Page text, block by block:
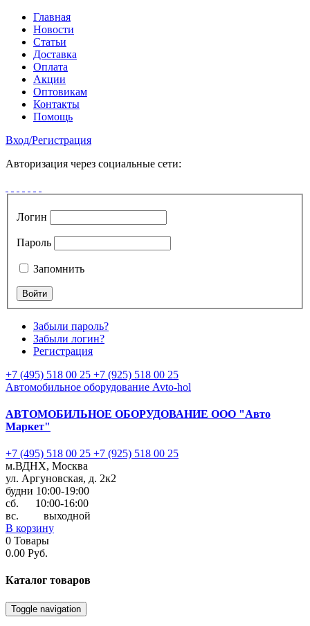
Главная
Новости
Статьи
Доставка
Оплата
Акции
Оптовикам
Контакты
Помощь
Вход/Регистрация
Авторизация через социальные сети:
Логин
Пароль
Запомнить
Забыли пароль?
Забыли логин?
Регистрация
+7 (495) 518 00 25 +7 (925) 518 00 25
Автомобильное оборудование Avto-hol
АВТОМОБИЛЬНОЕ ОБОРУДОВАНИЕ ООО "Авто
Маркет"
+7 (495) 518 00 25 +7 (925) 518 00 25
м.ВДНХ, Москва
ул. Аргуновская, д. 2к2
будни 10:00-19:00
cб. 10:00-16:00
вс. выходной
В корзину
0 Товары
0.00 Руб.
Каталог товаров
Toggle navigation